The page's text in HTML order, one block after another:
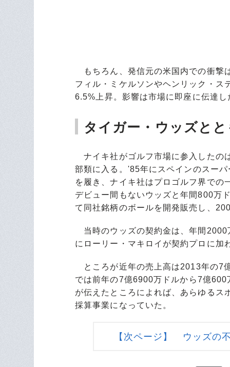
もちろん、発信元の米国内での衝撃
フィル・ミケルソンやヘンリック・ス
6.5%上昇。影響は市場に即座に伝達し
タイガー・ウッズと
ナイキ社がゴルフ市場に参入したの
部類に入る。'85年にスペインのスー
を履き、ナイキ社はプロゴルフ界で
デビュー間もないウッズと年間800万
て同社銘柄のボールを開発販売し、
当時のウッズの契約金は、年間2000
にローリー・マキロイが契約プロに加
ところが近年の売上高は2013年の7
では前年の7億6900万ドルから7億
が伝えたところによれば、あらゆるス
採算事業になっていた。
【次ページ】 ウッズの